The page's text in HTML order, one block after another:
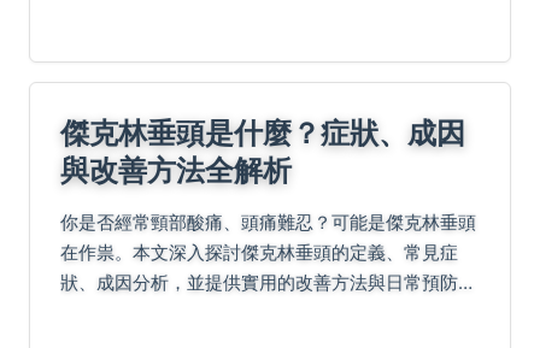
傑克林垂頭是什麼？症狀、成因
與改善方法全解析
你是否經常頸部酸痛、頭痛難忍？可能是傑克林垂頭
在作祟。本文深入探討傑克林垂頭的定義、常見症
狀、成因分析，並提供實用的改善方法與日常預防技